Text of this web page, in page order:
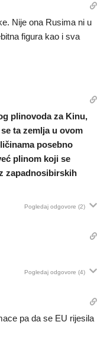
Nije ona Rusima ni u
figura kao i sva
plinovoda za Kinu,
ta zemlja u ovom
posebno
plinom koji se
zapadnosibirskih
Pogledaj odgovore (2)
Pogledaj odgovore (4)
pa da se EU rijesila